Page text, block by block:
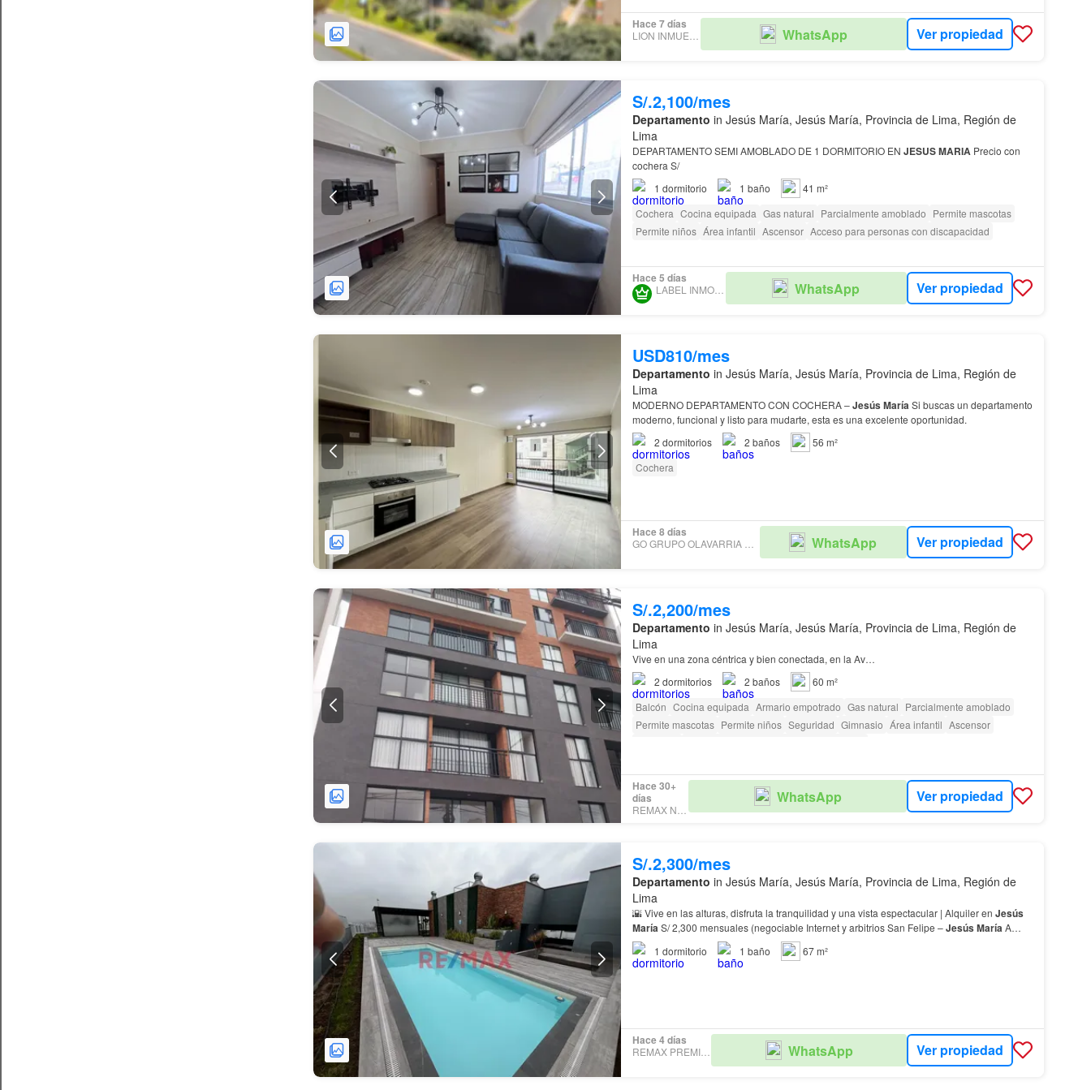
Hace 7 días
WhatsApp Ver propiedad
S/.2,100/mes
Departamento in Jesús María, Jesús María, Provincia de Lima, Región de
Lima
DEPARTAMENTO SEMI AMOBLADO DE 1 DORMITORIO EN JESUSMARIA Precio con
cochera S/
1 dormitorio 1 baño
41 m²
Cochera Cocina equipada Gas natural Parcialmente amoblado Permite mascotas
Permite niños Área infantil Ascensor Acceso para personas con discapacidad
Hace 5 días
LABEL INMOBILIARIA WhatsApp Ver propiedad
USD810/mes
Departamento in Jesús María, Jesús María, Provincia de Lima, Región de
Lima
MODERNO DEPARTAMENTO CON COCHERA –Jesús María
moderno, funcional y listo para mudarte, esta es una excelente oportunidad.
2 dormitorios 2 baños
56 m²
Cochera
Hace 8 días
WhatsApp Ver propiedad
S/.2,200/mes
Departamento in Jesús María, Jesús María, Provincia de Lima, Región de
Lima
Vive en una zona céntrica y bien conectada, en la Av…
2 dormitorios 2 baños
60 m²
Balcón Cocina equipada Armario empotrado Gas natural Parcialmente amoblado
Permite mascotas Permite niños Seguridad Gimnasio Área infantil Ascensor
Hace 30+
días
WhatsApp Ver propiedad
S/.2,300/mes
Departamento in Jesús María, Jesús María, Provincia de Lima, Región de
Lima
🌇 Vive en las alturas, disfruta la tranquilidad y una vista espectacular | Alquiler en Jesús
María
S/ 2,300 mensuales (negociable Internet y arbitrios San Felipe –Jesús MaríaA
pocos minutos de: • Universidad del Pac…
1 dormitorio 1 baño 67 m²
Hace 4 días
REMAX PREMIUM PE WhatsApp Ver propiedad